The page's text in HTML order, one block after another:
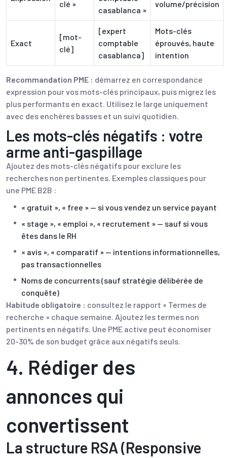
clé »
casablanca »
volume/précision
Exact
[mot-
clé]
[expert
comptable
casablanca]
Mots-clés
éprouvés, haute
intention
Recommandation PME : démarrez en correspondance
expression pour vos mots-clés principaux, puis migrez les
plus performants en exact. Utilisez le large uniquement
avec des enchères basses et un suivi quotidien.
Les mots-clés négatifs : votre
arme anti-gaspillage
Ajoutez des mots-clés négatifs pour exclure les
recherches non pertinentes. Exemples classiques pour
une PME B2B :
« gratuit », « free » — si vous vendez un service payant
« stage », « emploi », « recrutement » — sauf si vous
êtes dans le RH
« avis », « comparatif » — intentions informationnelles,
pas transactionnelles
Noms de concurrents (sauf stratégie délibérée de
conquête)
Habitude obligatoire : consultez le rapport « Termes de
recherche » chaque semaine. Ajoutez les termes non
pertinents en négatifs. Une PME active peut économiser
20-30% de son budget grâce aux négatifs seuls.
4. Rédiger des
annonces qui
convertissent
La structure RSA (Responsive